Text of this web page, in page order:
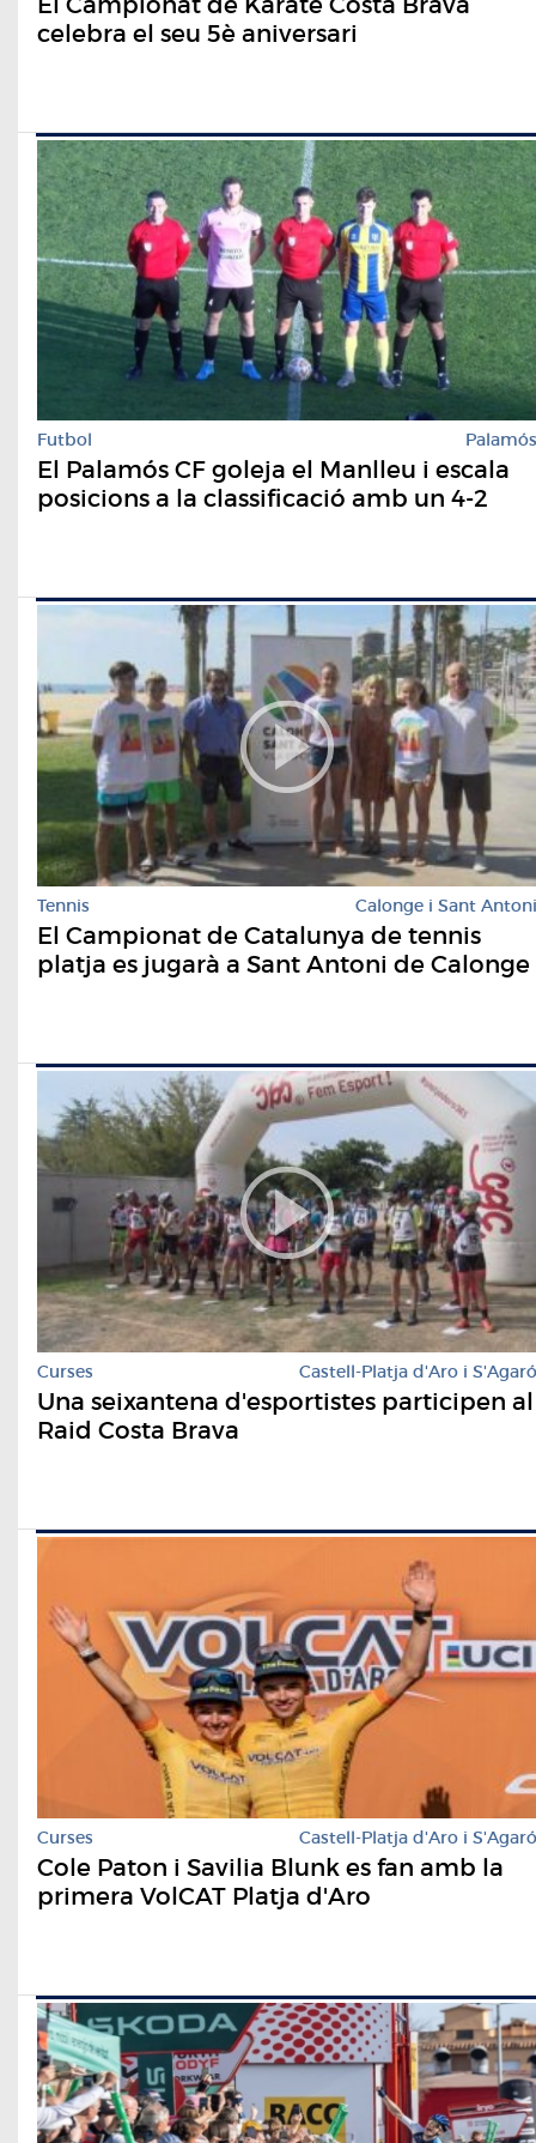
celebra el seu 5è aniversari
Futbol Palamós
El Palamós CF goleja el Manlleu i escala
posicions a la classificació amb un 4-2
Tennis Calonge i Sant Antoni
El Campionat de Catalunya de tennis
platja es jugarà a Sant Antoni de Calonge
Curses Castell-Platja d'Aro i S'Agaró
Una seixantena d'esportistes participen al
Raid Costa Brava
Curses Castell-Platja d'Aro i S'Agaró
Cole Paton i Savilia Blunk es fan amb la
primera VolCAT Platja d'Aro